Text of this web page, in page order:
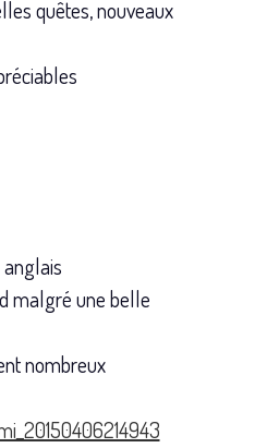
quêtes, nouveaux
malgré une belle
nombreux